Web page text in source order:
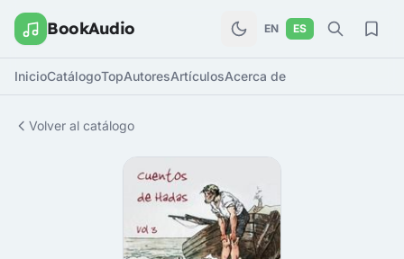
BookAudio EN ES
InicioCatálogoTopAutoresArtículosAcerca de
Volver al catálogo